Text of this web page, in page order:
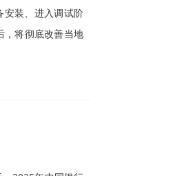
装、进入调试阶
，将彻底改善当地